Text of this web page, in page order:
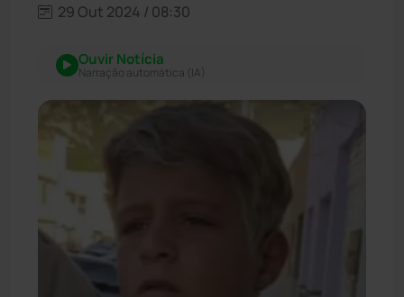
29 Out 2024 / 08:30
Ouvir Notícia
Narração automática (IA)